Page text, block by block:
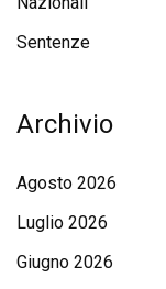
Sentenze
Archivio
Agosto 2026
Luglio 2026
Giugno 2026